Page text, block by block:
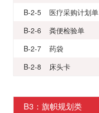
B-2-5 医疗采购计划单
B-2-6 粪便检验单
B-2-7 药袋
B-2-8 床头卡
B3：旗帜规划类